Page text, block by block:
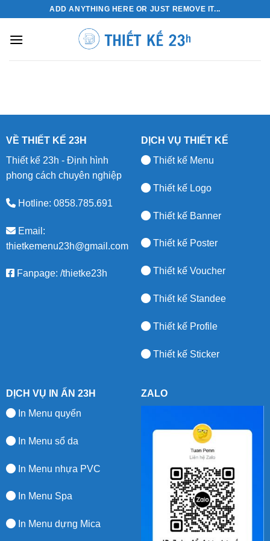
content
ADD ANYTHING HERE OR JUST REMOVE IT...
VỀ THIẾT KẾ 23H
Thiết kế 23h - Định hình
phong cách chuyên nghiệp
Hotline: 0858.785.691
Email:
thietkemenu23h@gmail.com
Fanpage: /thietke23h
DỊCH VỤ THIẾT KẾ
Thiết kế Menu
Thiết kế Logo
Thiết kế Banner
Thiết kế Poster
Thiết kế Voucher
Thiết kế Standee
Thiết kế Profile
Thiết kế Sticker
DỊCH VỤ IN ẤN 23H
In Menu quyển
In Menu sổ da
In Menu nhựa PVC
In Menu Spa
In Menu dựng Mica
ZALO